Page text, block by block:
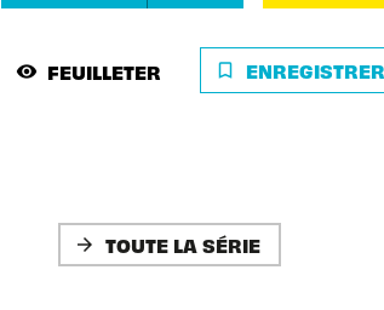
visibility FEUILLETER bookmark_border ENREGISTRER
arrow_forward TOUTE LA SÉRIE